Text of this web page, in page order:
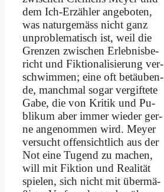
dem Ich-Er­zäh­ler an­ge­bo­ten,
was na­tur­ge­mäss nicht ganz
un­pro­ble­ma­tisch ist, weil die
Gren­zen zwi­schen Er­leb­nis­be­
richt und Fik­tio­na­li­sie­rung ver­
schwim­men; ei­ne oft be­täu­ben­
de, manch­mal so­gar ver­gif­te­te
Ga­be, die von Kri­tik und Pu­
bli­kum aber im­mer wie­der ger­
ne an­ge­nom­men wird. Mey­er
ver­sucht of­fen­sicht­lich aus der
Not ei­ne Tu­gend zu ma­chen,
will mit Fik­ti­on und Rea­li­tät
spie­len, sich nicht mit über­mä­